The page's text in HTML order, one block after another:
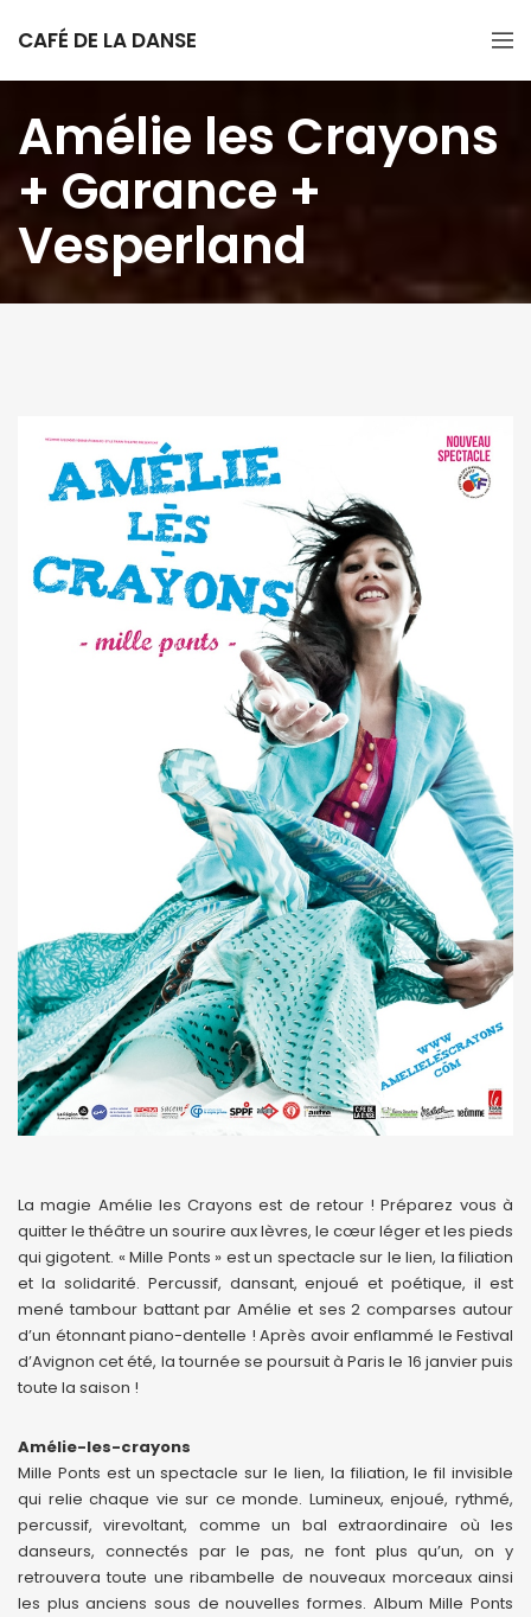
CAFÉ DE LA DANSE
Amélie les Crayons
+ Garance +
Vesperland
La magie Amélie les Crayons est de retour ! Préparez vous à
quitter le théâtre un sourire aux lèvres, le cœur léger et les pieds
qui gigotent. « Mille Ponts » est un spectacle sur le lien, la filiation
et la solidarité. Percussif, dansant, enjoué et poétique, il est
mené tambour battant par Amélie et ses 2 comparses autour
d’un étonnant piano-dentelle ! Après avoir enflammé le Festival
d’Avignon cet été, la tournée se poursuit à Paris le 16 janvier puis
toute la saison !
Amélie-les-crayons
Mille Ponts est un spectacle sur le lien, la filiation, le fil invisible
qui relie chaque vie sur ce monde. Lumineux, enjoué, rythmé,
percussif, virevoltant, comme un bal extraordinaire où les
danseurs, connectés par le pas, ne font plus qu’un, on y
retrouvera toute une ribambelle de nouveaux morceaux ainsi
les plus anciens sous de nouvelles formes. Album Mille Ponts